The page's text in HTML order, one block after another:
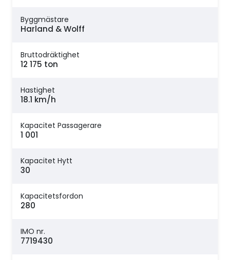
Byggmästare
Harland & Wolff
Bruttodräktighet
12 175 ton
Hastighet
18.1 km/h
Kapacitet Passagerare
1 001
Kapacitet Hytt
30
Kapacitetsfordon
280
IMO nr.
7719430